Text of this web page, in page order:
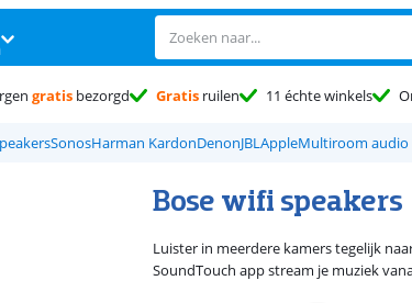
gratis bezorgd Gratis ruilen 11 échte winkels
SonosHarman KardonDenonJBLAppleMultiroom audio
Bose wifi speakers
Luister in meerdere kamers tegelijk
SoundTouch app stream je muziek